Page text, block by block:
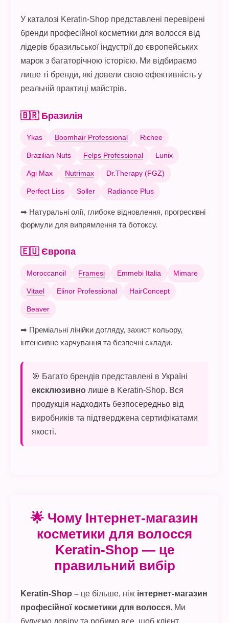
У каталозі Keratin-Shop представлені перевірені
бренди професійної косметики для волосся від
лідерів бразильської індустрії до європейських
марок з багаторічною історією. Ми відбираємо
лише ті бренди, які довели свою ефективність у
реальній практиці майстрів.
🇧🇷 Бразилія
Ykas Boomhair Professional Richee
Brazilian Nuts Felps Professional Lunix
Agi Max Nutrimax Dr.Therapy (FGZ)
Perfect Liss Soller Radiance Plus
➡ Натуральні олії, глибоке відновлення, прогресивні
формули для випрямлення та ботоксу.
🇪🇺 Європа
Moroccanoil Framesi Emmebi Italia Mimare
Vitael Elinor Professional HairConcept
Beaver
➡ Преміальні лінійки догляду, захист кольору,
інтенсивне харчування та безпечні склади.
🎯 Багато брендів представлені в Україні
ексклюзивно лише в Keratin-Shop. Вся
продукція надходить безпосередньо від
виробників та підтверджена сертифікатами
якості.
🌟 Чому Інтернет-магазин
косметики для волосся
Keratin-Shop — це
правильний вибір
Keratin-Shop – це більше, ніж інтернет-магазин
професійної косметики для волосся. Ми